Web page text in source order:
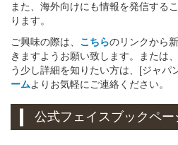
また、海外向けにも情報を発信する
ります。
ご興味の際は、 こちらのリンクから
きますようお願い致します。または
う少し詳細を知りたい方は、[ジャパ
ームよりお気軽にご連絡ください。
公式フェイスブックペー